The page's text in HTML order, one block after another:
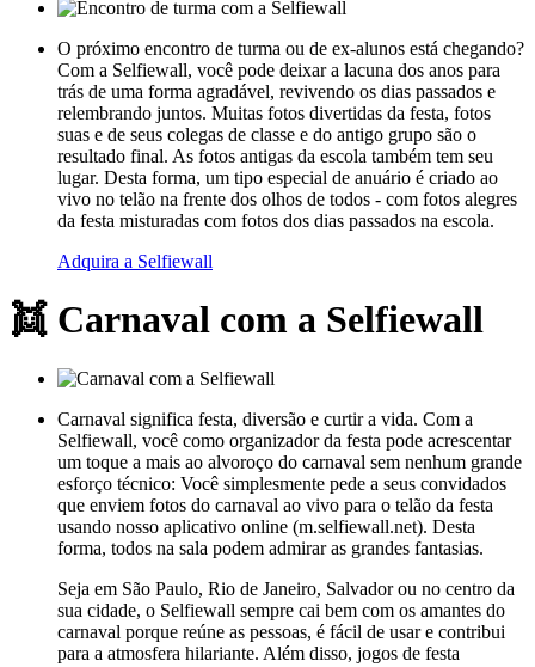
O próximo encontro de turma ou de ex-alunos está chegando?
Com a Selfiewall, você pode deixar a lacuna dos anos para
trás de uma forma agradável, revivendo os dias passados e
relembrando juntos. Muitas fotos divertidas da festa, fotos
suas e de seus colegas de classe e do antigo grupo são o
resultado final. As fotos antigas da escola também tem seu
lugar. Desta forma, um tipo especial de anuário é criado ao
vivo no telão na frente dos olhos de todos - com fotos alegres
da festa misturadas com fotos dos dias passados na escola.
Adquira a Selfiewall
👯 Carnaval com a Selfiewall
Carnaval significa festa, diversão e curtir a vida. Com a
Selfiewall, você como organizador da festa pode acrescentar
um toque a mais ao alvoroço do carnaval sem nenhum grande
esforço técnico: Você simplesmente pede a seus convidados
que enviem fotos do carnaval ao vivo para o telão da festa
usando nosso aplicativo online (m.selfiewall.net). Desta
forma, todos na sala podem admirar as grandes fantasias.
Seja em São Paulo, Rio de Janeiro, Salvador ou no centro da
sua cidade, o Selfiewall sempre cai bem com os amantes do
carnaval porque reúne as pessoas, é fácil de usar e contribui
para a atmosfera hilariante. Além disso, jogos de festa